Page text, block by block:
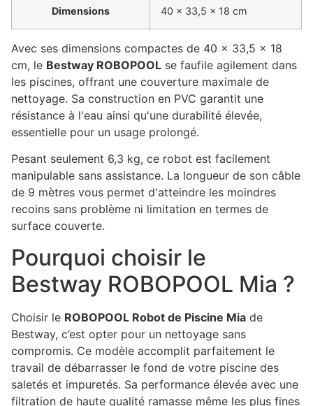
Dimensions 40 x 33,5 x 18 cm
Avec ses dimensions compactes de 40 x 33,5 x 18
cm, le Bestway ROBOPOOL se faufile agilement dans
les piscines, offrant une couverture maximale de
nettoyage. Sa construction en PVC garantit une
résistance à l'eau ainsi qu'une durabilité élevée,
essentielle pour un usage prolongé.
Pesant seulement 6,3 kg, ce robot est facilement
manipulable sans assistance. La longueur de son câble
de 9 mètres vous permet d'atteindre les moindres
recoins sans problème ni limitation en termes de
surface couverte.
Pourquoi choisir le
Bestway ROBOPOOL Mia ?
Choisir le ROBOPOOL Robot de Piscine Mia de
Bestway, c’est opter pour un nettoyage sans
compromis. Ce modèle accomplit parfaitement le
travail de débarrasser le fond de votre piscine des
saletés et impuretés. Sa performance élevée avec une
filtration de haute qualité ramasse même les plus fines